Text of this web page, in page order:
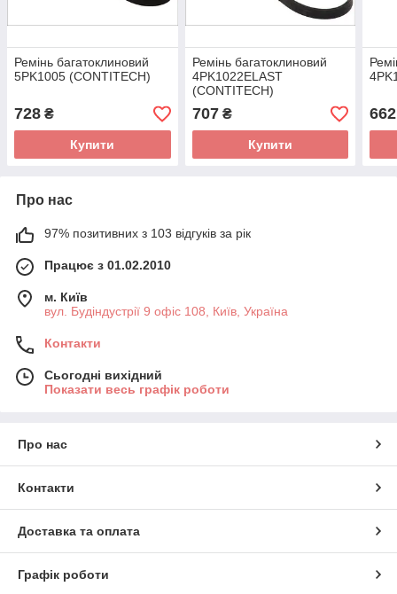
Ремінь багатоклиновий
5PK1005 (CONTITECH)
728 ₴
Купити
Ремінь багатоклиновий
4PK1022ELAST
(CONTITECH)
707₴
Купити
662
Про нас
97% позитивних з 103 відгуків за рік
Працює з 01.02.2010
м. Київ
вул. Будіндустрії 9 офіс 108, Київ, Україна
Контакти
Сьогодні вихідний
Показати весь графік роботи
Про нас
Контакти
Доставка та оплата
Графік роботи